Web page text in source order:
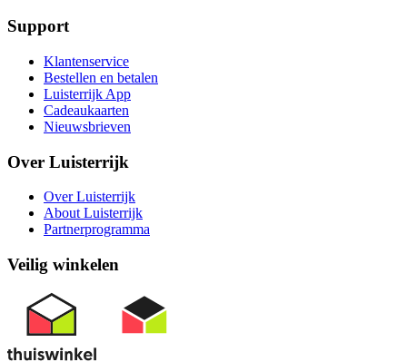
Support
Klantenservice
Bestellen en betalen
Luisterrijk App
Cadeaukaarten
Nieuwsbrieven
Over Luisterrijk
Over Luisterrijk
About Luisterrijk
Partnerprogramma
Veilig winkelen